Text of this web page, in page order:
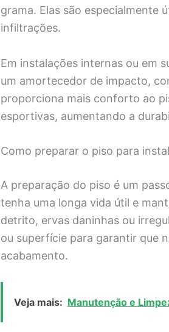
grama. Elas são especialmente
infiltrações.
Em instalações internas ou em
um amortecedor de impacto,
proporciona mais conforto ao
esportivas, aumentando a
Como preparar o piso para
A preparação do piso é um
tenha uma longa vida útil e
detrito, ervas daninhas ou
ou superfície para garantir que
acabamento.
Veja mais: Manutenção e